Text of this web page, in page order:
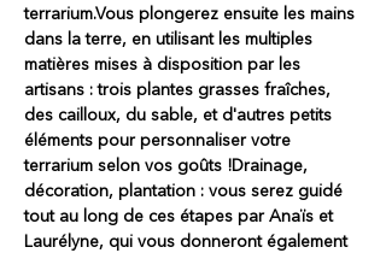
terrarium.Vous plongerez ensuite les mains
dans la terre, en utilisant les multiples
matières mises à disposition par les
artisans : trois plantes grasses fraîches,
des cailloux, du sable, et d'autres petits
éléments pour personnaliser votre
terrarium selon vos goûts !Drainage,
décoration, plantation : vous serez guidé
tout au long de ces étapes par Anaïs et
Laurélyne, qui vous donneront également